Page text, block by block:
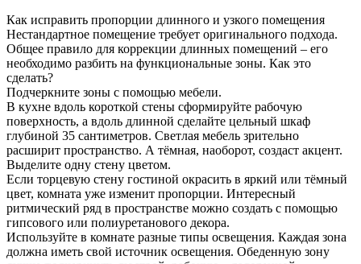
Как исправить пропорции длинного и узкого помещения
Нестандартное помещение требует оригинального подхода.
Общее правило для коррекции длинных помещений – его
необходимо разбить на функциональные зоны. Как это
сделать?
Подчеркните зоны с помощью мебели.
В кухне вдоль короткой стены сформируйте рабочую
поверхность, а вдоль длинной сделайте цельный шкаф
глубиной 35 сантиметров. Светлая мебель зрительно
расширит пространство. А тёмная, наоборот, создаст акцент.
Выделите одну стену цветом.
Если торцевую стену гостиной окрасить в яркий или тёмный
цвет, комната уже изменит пропорции. Интересный
ритмический ряд в пространстве можно создать с помощью
гипсового или полиуретанового декора.
Используйте в комнате разные типы освещения. Каждая зона
должна иметь свой источник освещения. Обеденную зону